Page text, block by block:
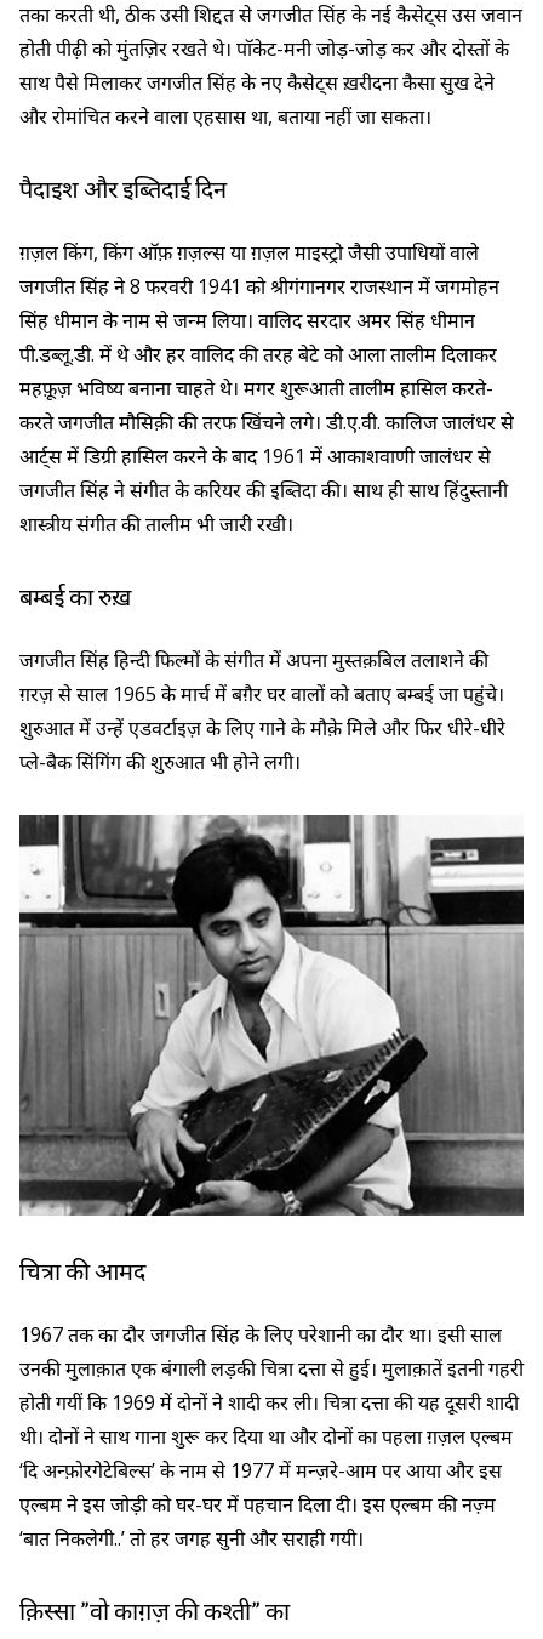
तका करती थी, ठीक उसी शिद्दत से जगजीत सिंह के नई कैसेट्स उस जवान
होती पीढ़ी को मुंतज़िर रखते थे। पाॅकेट-मनी जोड़-जोड़ कर और दोस्तों के
साथ पैसे मिलाकर जगजीत सिंह के नए कैसेट्स ख़रीदना कैसा सुख देने
और रोमांचित करने वाला एहसास था, बताया नहीं जा सकता।
पैदाइश और इब्तिदाई दिन
ग़ज़ल किंग, किंग ऑफ़ ग़ज़ल्स या ग़ज़ल माइस्ट्रो जैसी उपाधियों वाले
जगजीत सिंह ने 8 फरवरी 1941 को श्रीगंगानगर राजस्थान में जगमोहन
सिंह धीमान के नाम से जन्म लिया। वालिद सरदार अमर सिंह धीमान
पी.डब्लू.डी. में थे और हर वालिद की तरह बेटे को आला तालीम दिलाकर
महफ़ूज़ भविष्य बनाना चाहते थे। मगर शुरूआती तालीम हासिल करते-
करते जगजीत मौसिक़ी की तरफ खिंचने लगे। डी.ए.वी. कालिज जालंधर से
आर्ट्स में डिग्री हासिल करने के बाद 1961 में आकाशवाणी जालंधर से
जगजीत सिंह ने संगीत के करियर की इब्तिदा की। साथ ही साथ हिंदुस्तानी
शास्त्रीय संगीत की तालीम भी जारी रखी।
बम्बई का रुख़
जगजीत सिंह हिन्दी फिल्मों के संगीत में अपना मुस्तक़बिल तलाशने की
ग़रज़ से साल 1965 के मार्च में बग़ैर घर वालों को बताए बम्बई जा पहुंचे।
शुरुआत में उन्हें एडवर्टाइज़ के लिए गाने के मौक़े मिले और फिर धीरे-धीरे
प्ले-बैक सिंगिंग की शुरुआत भी होने लगी।
चित्रा की आमद
1967 तक का दौर जगजीत सिंह के लिए परेशानी का दौर था। इसी साल
उनकी मुलाक़ात एक बंगाली लड़की चित्रा दत्ता से हुई। मुलाक़ातें इतनी गहरी
होती गयीं कि 1969 में दोनों ने शादी कर ली। चित्रा दत्ता की यह दूसरी शादी
थी। दोनों ने साथ गाना शुरू कर दिया था और दोनों का पहला ग़ज़ल एल्बम
‘दि अन्फ़ोरगेटेबिल्स’ के नाम से 1977 में मन्ज़रे-आम पर आया और इस
एल्बम ने इस जोड़ी को घर-घर में पहचान दिला दी। इस एल्बम की नज़्म
‘बात निकलेगी..’ तो हर जगह सुनी और सराही गयी।
क़िस्सा ”वो काग़ज़ की कश्ती” का